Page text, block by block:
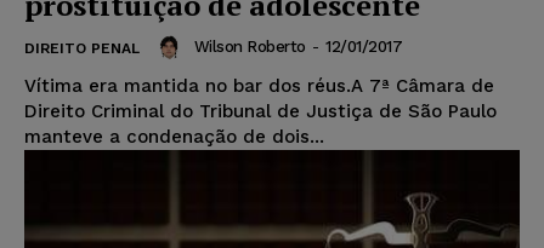
DIREITO PENAL Wilson Roberto - 12/01/2017
Vítima era mantida no bar dos réus.A 7ª Câmara de
Direito Criminal do Tribunal de Justiça de São Paulo
manteve a condenação de dois...